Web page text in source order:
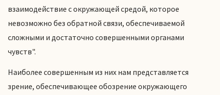
взаимодействие с окружающей средой, которое
невозможно без обратной связи, обеспечиваемой
сложными и достаточно совершенными органами
чувств".
Наиболее совершенным из них нам представляется
зрение, обеспечивающее обозрение окружающего